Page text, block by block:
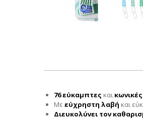
76 εύκαμπτες και κωνικές
Με εύχρηστη λαβή και
Διευκολύνει τον